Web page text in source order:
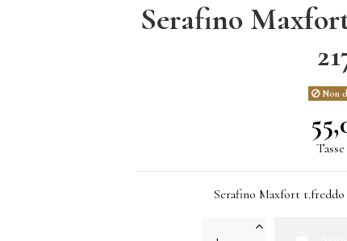
Serafino
Non
Serafino Maxfort t.freddo